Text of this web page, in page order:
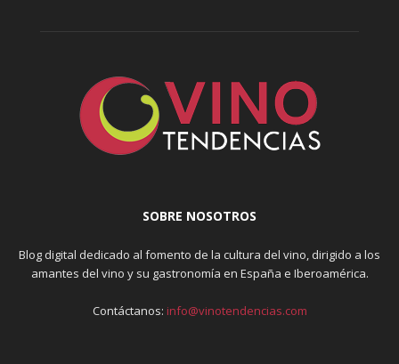
SOBRE NOSOTROS
Blog digital dedicado al fomento de la cultura del vino, dirigido a los
amantes del vino y su gastronomía en España e Iberoamérica.
Contáctanos: info@vinotendencias.com